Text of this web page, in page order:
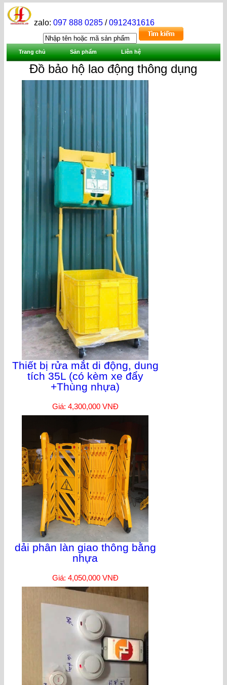
zalo:097 888 0285 /0912431616
Trang chủ Sản phẩm Liên hệ
Đồ bảo hộ lao động thông dụng
Thiết bị rửa mắt di động, dung
tích 35L (có kèm xe đẩy
+Thùng nhựa)
Giá: 4,300,000 VNĐ
dải phân làn giao thông bằng
nhựa
Giá: 4,050,000 VNĐ